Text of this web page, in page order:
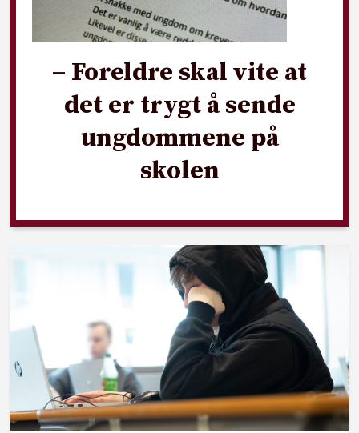
– Foreldre skal vite at
det er trygt å sende
ungdommene på
skolen